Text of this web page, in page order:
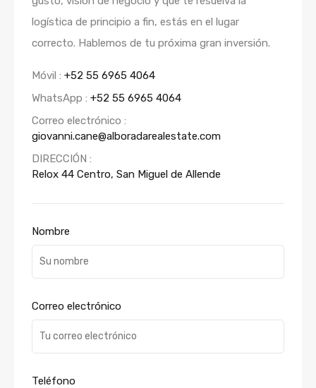
logística de principio a fin, estás en el lugar
correcto. Hablemos de tu próxima gran inversión.
Móvil : +52 55 6965 4064
WhatsApp : +52 55 6965 4064
Correo electrónico :
giovanni.cane@alboradarealestate.com
DIRECCIÓN :
Relox 44 Centro, San Miguel de Allende
Nombre
Correo electrónico
Teléfono